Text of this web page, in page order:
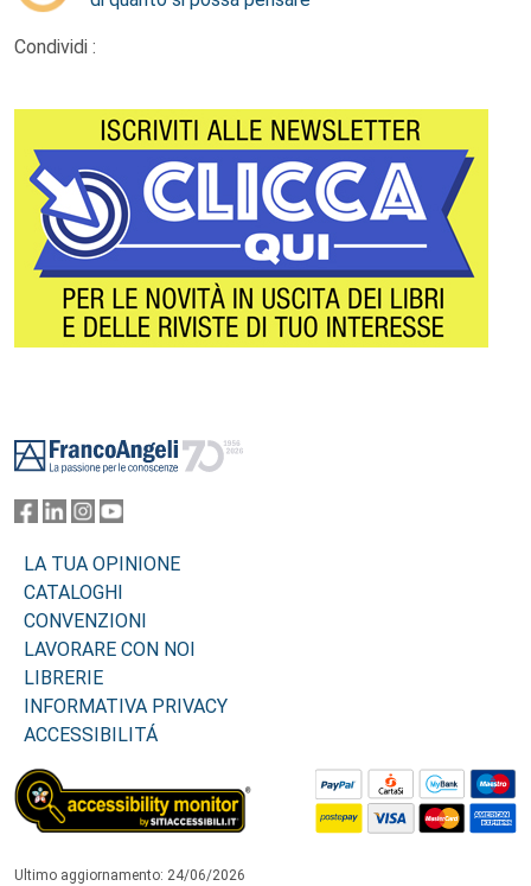
Condividi :
LA TUA OPINIONE
CATALOGHI
CONVENZIONI
LAVORARE CON NOI
LIBRERIE
INFORMATIVA PRIVACY
ACCESSIBILITÁ
Ultimo aggiornamento: 24/06/2026